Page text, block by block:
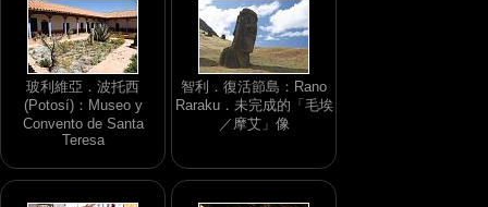
玻利維亞．波托西
(Potosí)：Museo y
Convento de Santa
Teresa
智利．復活節島：Rano
Raraku．未完成的「毛埃
／摩艾」像